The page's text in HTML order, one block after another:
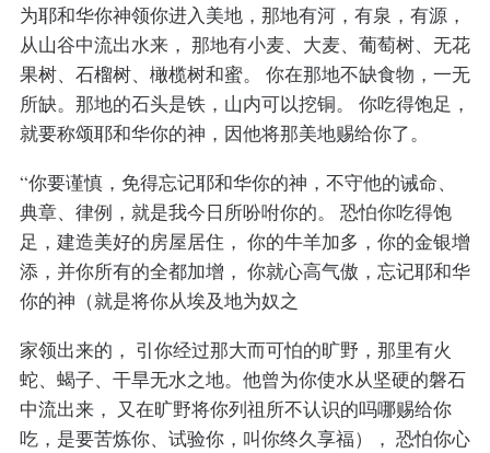
为耶和华你神领你进入美地，那地有河，有泉，有源，
从山谷中流出水来， 那地有小麦、大麦、葡萄树、无花
果树、石榴树、橄榄树和蜜。 你在那地不缺食物，一无
所缺。那地的石头是铁，山内可以挖铜。 你吃得饱足，
就要称颂耶和华你的神，因他将那美地赐给你了。
“你要谨慎，免得忘记耶和华你的神，不守他的诫命、
典章、律例，就是我今日所吩咐你的。 恐怕你吃得饱
足，建造美好的房屋居住， 你的牛羊加多，你的金银增
添，并你所有的全都加增， 你就心高气傲，忘记耶和华
你的神（就是将你从埃及地为奴之
家领出来的， 引你经过那大而可怕的旷野，那里有火
蛇、蝎子、干旱无水之地。他曾为你使水从坚硬的磐石
中流出来， 又在旷野将你列祖所不认识的吗哪赐给你
吃，是要苦炼你、试验你，叫你终久享福）， 恐怕你心